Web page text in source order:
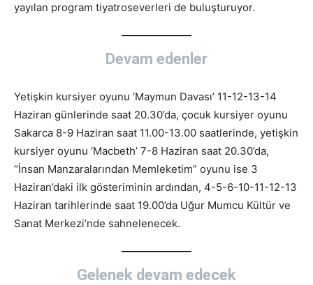
yayılan program tiyatroseverleri de buluşturuyor.
Devam edenler
Yetişkin kursiyer oyunu ‘Maymun Davası’ 11-12-13-14
Haziran günlerinde saat 20.30’da, çocuk kursiyer oyunu
Sakarca 8-9 Haziran saat 11.00-13.00 saatlerinde, yetişkin
kursiyer oyunu ‘Macbeth’ 7-8 Haziran saat 20.30’da,
“İnsan Manzaralarından Memleketim” oyunu ise 3
Haziran’daki ilk gösteriminin ardından, 4-5-6-10-11-12-13
Haziran tarihlerinde saat 19.00’da Uğur Mumcu Kültür ve
Sanat Merkezi’nde sahnelenecek.
Gelenek devam edecek